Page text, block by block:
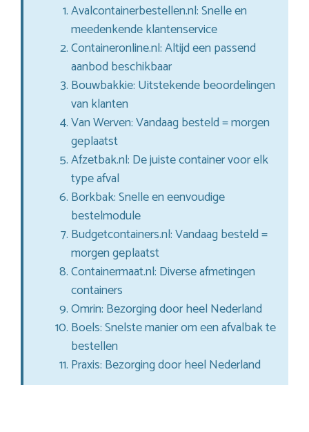
Avalcontainerbestellen.nl: Snelle en
meedenkende klantenservice
Containeronline.nl: Altijd een passend
aanbod beschikbaar
Bouwbakkie: Uitstekende beoordelingen
van klanten
Van Werven: Vandaag besteld = morgen
geplaatst
Afzetbak.nl: De juiste container voor elk
type afval
Borkbak: Snelle en eenvoudige
bestelmodule
Budgetcontainers.nl: Vandaag besteld =
morgen geplaatst
Containermaat.nl: Diverse afmetingen
containers
Omrin: Bezorging door heel Nederland
Boels: Snelste manier om een afvalbak te
bestellen
Praxis: Bezorging door heel Nederland